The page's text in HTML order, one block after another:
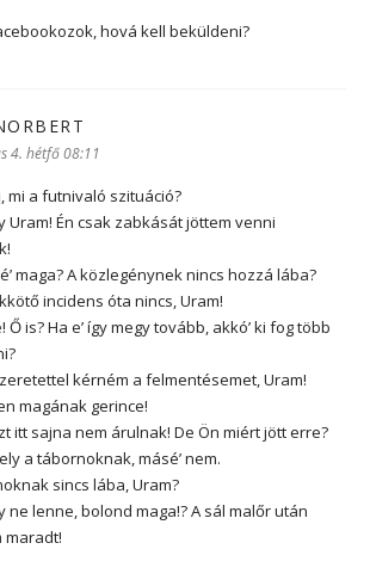
hová kell beküldeni?
4. hétfő 08:11
mi a futnivaló szituáció?
Uram! Én csak zabkását jöttem venni
maga? A közlegénynek nincs hozzá lába?
incidens óta nincs, Uram!
Ő is? Ha e’ így megy tovább, akkó’ ki fog több
kérném a felmentésemet, Uram!
magának gerince!
itt sajna nem árulnak! De Ön miért jött erre?
a tábornoknak, másé’ nem.
sincs lába, Uram?
ne lenne, bolond maga!? A sál malőr után
maradt!